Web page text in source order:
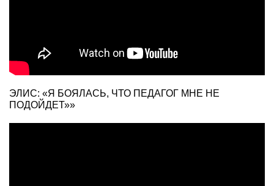
ЭЛИС: «Я БОЯЛАСЬ, ЧТО ПЕДАГОГ МНЕ НЕ
ПОДОЙДЕТ»»